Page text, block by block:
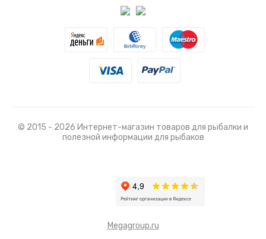
© 2015 - 2026 Интернет-магазин товаров для рыбалки и
полезной информации для рыбаков
Megagroup.ru